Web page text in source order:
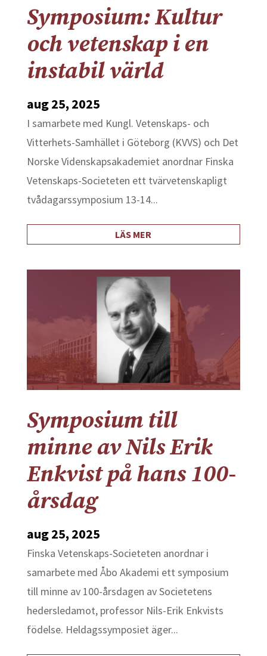
Symposium: Kultur
och vetenskap i en
instabil värld
aug 25, 2025
I samarbete med Kungl. Vetenskaps- och
Vitterhets-Samhället i Göteborg (KVVS) och Det
Norske Videnskapsakademiet anordnar Finska
Vetenskaps-Societeten ett tvärvetenskapligt
tvådagarssymposium 13-14...
LÄS MER
Symposium till
minne av Nils Erik
Enkvist på hans 100-
årsdag
aug 25, 2025
Finska Vetenskaps-Societeten anordnar i
samarbete med Åbo Akademi ett symposium
till minne av 100-årsdagen av Societetens
hedersledamot, professor Nils-Erik Enkvists
födelse. Heldagssymposiet äger...